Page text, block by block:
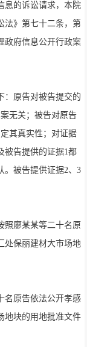
息的诉讼请求，本院
法》第七十二条，第
政府信息公开行政案
：原告对被告提交的
无关；被告对原告
其真实性；对证据
被告提供的证据1都
。被告提供证据2、3
照廖某某等二十名原
处保丽建材大市场地
名原告依法公开孝感
地块的用地批准文件